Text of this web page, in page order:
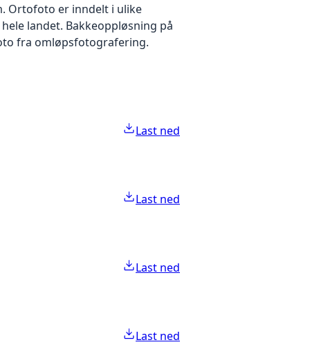
Ortofoto er inndelt i ulike
landet. Bakkeoppløsning på
fra omløpsfotografering.
Last ned
Last ned
Last ned
Last ned